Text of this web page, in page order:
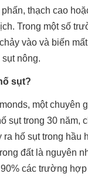
thạch cao
Trong một số
vào và biến
nông.
sụt?
một chuyên
sụt trong 30 năm,
ra hố sụt trong hầu
đất là nguyên
các trường hợp